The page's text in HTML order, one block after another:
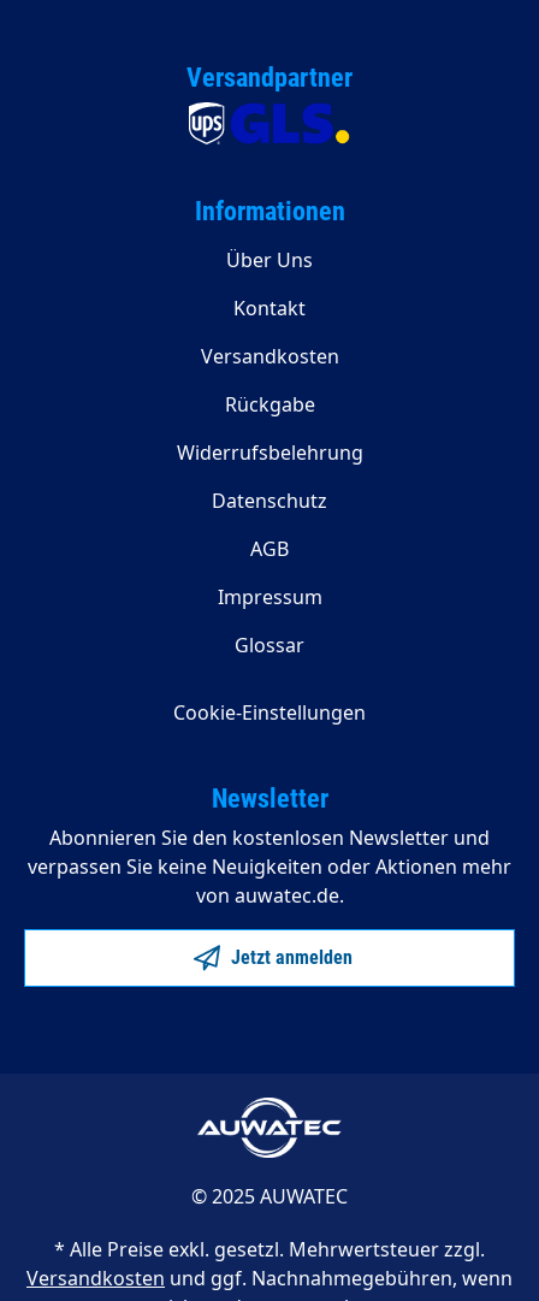
Versandpartner
Informationen
Über Uns
Kontakt
Versandkosten
Rückgabe
Widerrufsbelehrung
Datenschutz
AGB
Impressum
Glossar
Cookie-Einstellungen
Newsletter
Abonnieren Sie den kostenlosen Newsletter und
verpassen Sie keine Neuigkeiten oder Aktionen mehr
von auwatec.de.
Jetzt anmelden
© 2025 AUWATEC
* Alle Preise exkl. gesetzl. Mehrwertsteuer zzgl.
Versandkosten und ggf. Nachnahmegebühren, wenn